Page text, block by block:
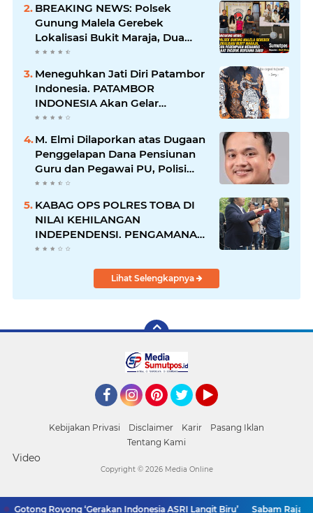
BREAKING NEWS: Polsek
Gunung Malela Gerebek
Lokalisasi Bukit Maraja, Dua
Perempuan Menangis Saat
Diciduk Bersama Sabu
Meneguhkan Jati Diri Patambor
Indonesia. PATAMBOR
INDONESIA Akan Gelar
RAKERNAS II Di Jakarta.
M. Elmi Dilaporkan atas Dugaan
Penggelapan Dana Pensiunan
Guru dan Pegawai PU, Polisi
Pastikan Proses Hukum
KABAG OPS POLRES TOBA DI
NILAI KEHILANGAN
INDEPENDENSI. PENGAMANAN
PENEMBOKAN TANAH DI
Lihat Selengkapnya
Kebijakan Privasi Disclaimer Karir
Pasang Iklan
Tentang Kami
Video
Royong ‘Gerakan Indonesia ASRI Langit Biru’ Sabam
Copyright © 2026 Media Online